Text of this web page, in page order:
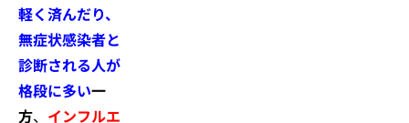
軽く済んだり、
無症状感染者と
診断される人が
格段に多い一
方、 インフルエ